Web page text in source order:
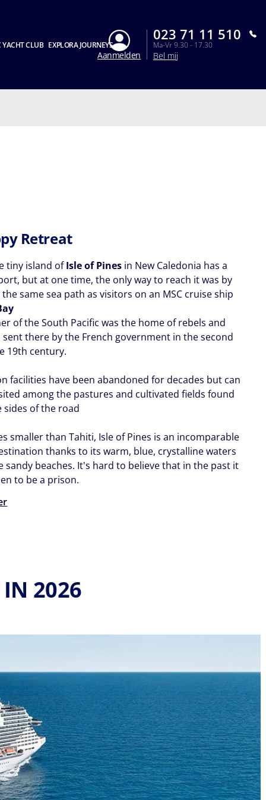
YACHT CLUB EXPLORA JOURNEYS
Aanmelden
023 71 11 510
Ma-Vr 9.30 - 17.30
Bel mij
Retreat
tiny island ofIsle of Pines in New Caledonia has a
but at one time, the only way to reach it was by
same sea path as visitors on an MSC cruise ship
of the South Pacific was the home of rebels and
there by the French government in the second
19th century.
facilities have been abandoned for decades but can
among the pastures and cultivated fields found
sides of the road
smaller than Tahiti, Isle of Pines is an incomparable
thanks to its warm, blue, crystalline waters
sandy beaches. It's hard to believe that in the past it
to be a prison.
IN 2026